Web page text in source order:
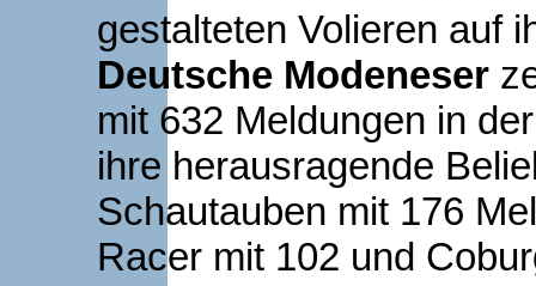
gestalteten Volieren auf
Deutsche Modeneser
mit 632 Meldungen in
ihre herausragende
Schautauben mit 176
Racer mit 102 und